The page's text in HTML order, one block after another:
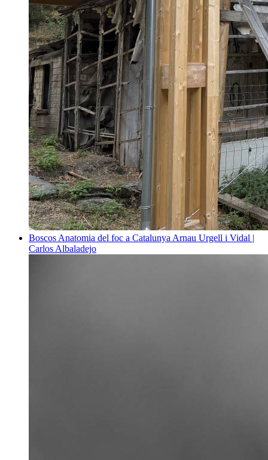
Boscos Anatomia del foc a Catalunya Arnau Urgell i Vidal |
Carlos Albaladejo